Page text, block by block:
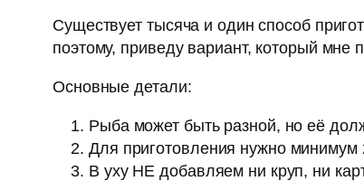
Существует тысяча и один способ
поэтому, приведу вариант, который мне
Основные детали:
Рыба может быть разной, но её
Для приготовления нужно
В уху НЕ добавляем ни круп, ни